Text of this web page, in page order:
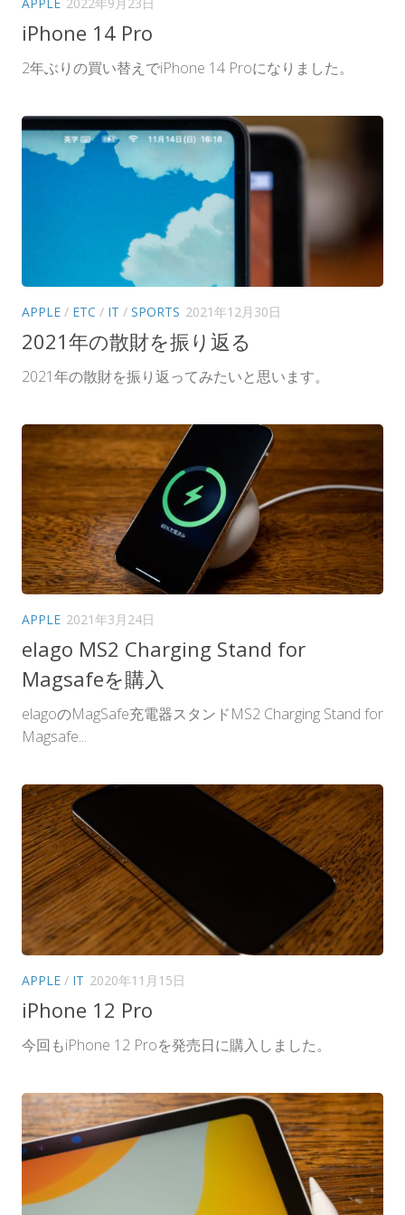
iPhone 14 Pro
2年ぶりの買い替えでiPhone 14 Proになりました。
APPLE/ ETC / IT / SPORTS 2021年12月30日
2021年の散財を振り返る
2021年の散財を振り返ってみたいと思います。
APPLE 2021年3月24日
elago MS2 Charging Stand for
Magsafeを購入
elagoのMagSafe充電器スタンドMS2 Charging Stand for
Magsafe...
APPLE/ IT 2020年11月15日
iPhone 12 Pro
今回もiPhone 12 Proを発売日に購入しました。